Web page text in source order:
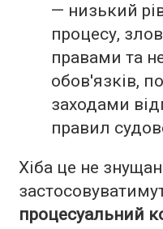
— низький
процесу,
правами та
обов'язків,
заходами
правил
Хіба це не
процесуальний